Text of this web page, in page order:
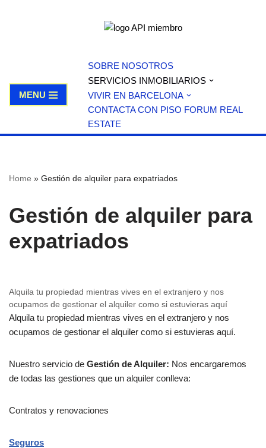
MENU
SOBRE NOSOTROS
SERVICIOS INMOBILIARIOS
VIVIR EN BARCELONA
CONTACTA CON PISO FORUM REAL
ESTATE
Home » Gestión de alquiler para expatriados
Gestión de alquiler para
expatriados
Alquila tu propiedad mientras vives en el extranjero y nos
ocupamos de gestionar el alquiler como si estuvieras aquí
Alquila tu propiedad mientras vives en el extranjero y nos
ocupamos de gestionar el alquiler como si estuvieras aquí.
Nuestro servicio de Gestión de Alquiler: Nos encargaremos
de todas las gestiones que un alquiler conlleva:
Contratos y renovaciones
Seguros